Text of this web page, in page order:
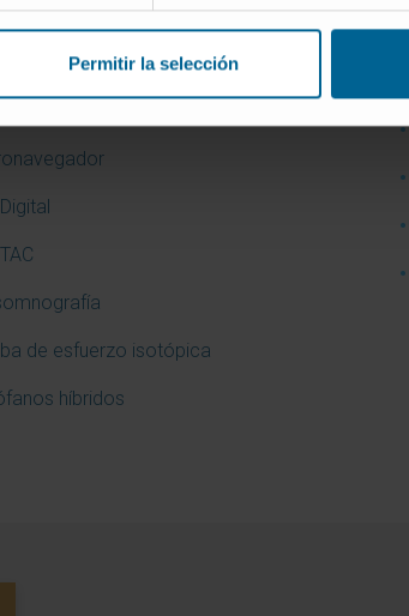
Permitir la selección
fluorescente
de esfuerzo isotópica
híbridos